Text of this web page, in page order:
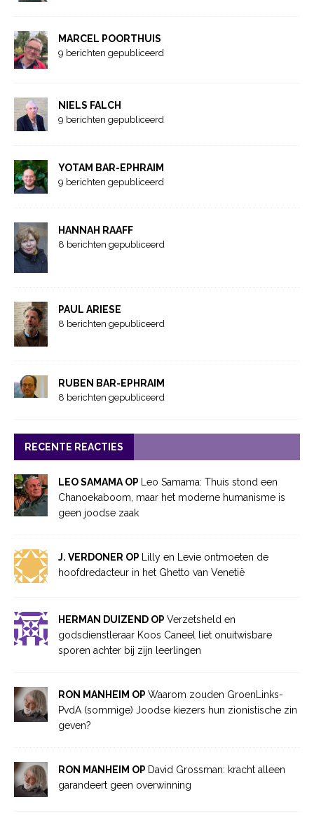
MARCEL POORTHUIS
9 berichten gepubliceerd
NIELS FALCH
9 berichten gepubliceerd
YOTAM BAR-EPHRAIM
9 berichten gepubliceerd
HANNAH RAAFF
8 berichten gepubliceerd
PAUL ARIESE
8 berichten gepubliceerd
RUBEN BAR-EPHRAIM
8 berichten gepubliceerd
RECENTE REACTIES
LEO SAMAMA OP
Leo Samama: Thuis stond een
Chanoekaboom, maar het moderne humanisme is
geen joodse zaak
J. VERDONER OP
Lilly en Levie ontmoeten de
hoofdredacteur in het Ghetto van Venetië
HERMAN DUIZEND OP Verzetsheld en
godsdienstleraar Koos Caneel liet onuitwisbare
sporen achter bij zijn leerlingen
RON MANHEIM OP Waarom zouden GroenLinks-
PvdA (sommige) Joodse kiezers hun zionistische zin
geven?
RON MANHEIM OP David Grossman: kracht alleen
garandeert geen overwinning